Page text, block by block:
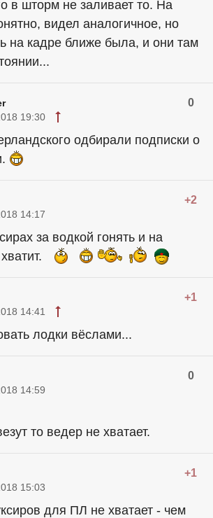
в шторм не заливает то. На
видел аналогичное, но
на кадре ближе была, и они там
0
19:30
одбирали подписки о
+2
14:17
за водкой гонять и на
+1
14:41
лодки вёслами...
0
14:59
то ведер не хватает.
+1
15:03
для ПЛ не хватает - чем